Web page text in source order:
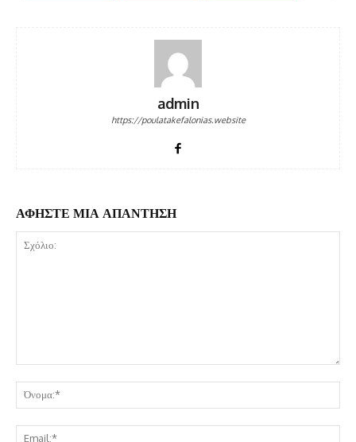
admin
https://poulatakefalonias.website
ΑΦΗΣΤΕ ΜΙΑ ΑΠΑΝΤΗΣΗ